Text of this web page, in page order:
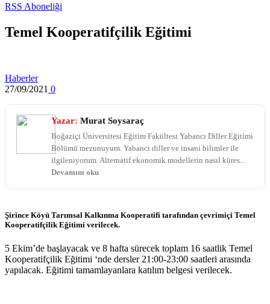
RSS Aboneliği
Temel Kooperatifçilik Eğitimi
Haberler
27/09/2021 0
Yazar: Murat Soysaraç
Boğaziçi Üniversitesi Eğitim Fakültesi Yabancı Diller Eğitimi
Bölümü mezunuyum. Yabancı diller ve insani bilimler ile
ilgileniyorum. Alternatif ekonomik modellerin nasıl küres...
Devamını oku
Şirince Köyü Tarımsal Kalkınma Kooperatifi tarafından çevrimiçi Temel
Kooperatifçilik Eğitimi verilecek.
5 Ekim’de başlayacak ve 8 hafta sürecek toplam 16 saatlik Temel
Kooperatifçilik Eğitimi ‘nde dersler 21:00-23:00 saatleri arasında
yapılacak. Eğitimi tamamlayanlara katılım belgesi verilecek.